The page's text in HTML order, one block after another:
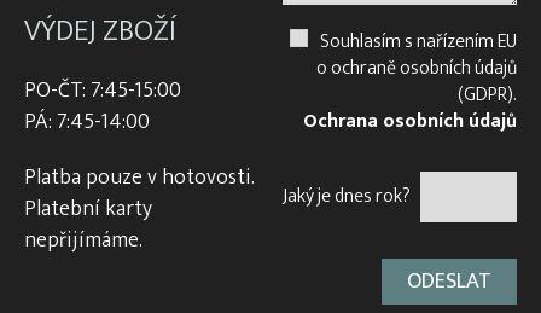
VÝDEJ ZBOŽÍ
PO-ČT: 7:45-15:00
PÁ: 7:45-14:00
Platba pouze v hotovosti.
Platební karty
nepřijímáme.
Souhlasím s nařízením EU
o ochraně osobních údajů
(GDPR).
Ochrana osobních údajů
Jaký je dnes rok?